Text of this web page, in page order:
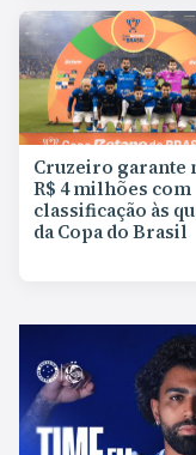
Cruzeiro garante
R$ 4 milhões com
classificação às
da Copa do Brasil